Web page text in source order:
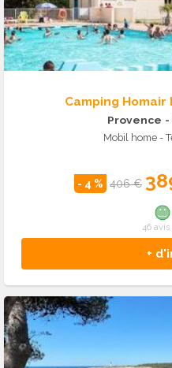
Camping
Provence -
Mobil home -
- 4 % 406 €
+
46